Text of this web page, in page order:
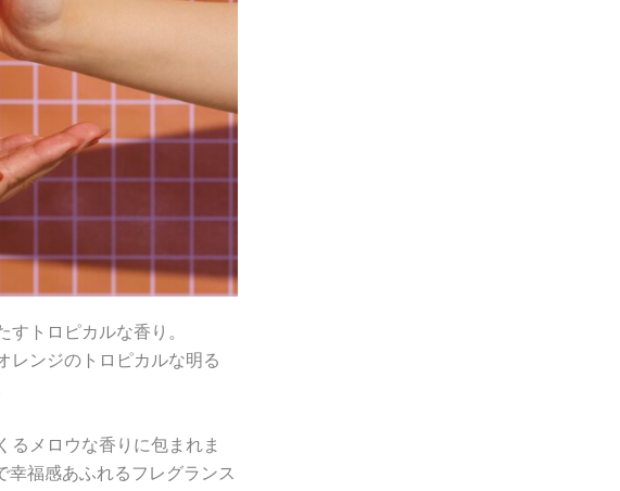
トロピカルな香り。
レンジのトロピカルな明る
るメロウな香りに包まれま
幸福感あふれるフレグランス